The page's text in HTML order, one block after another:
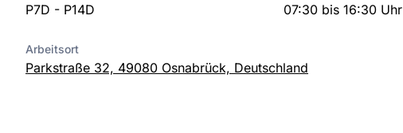
P7D - P14D 07:30 bis 16:30 Uhr
Arbeitsort
Parkstraße 32, 49080 Osnabrück, Deutschland